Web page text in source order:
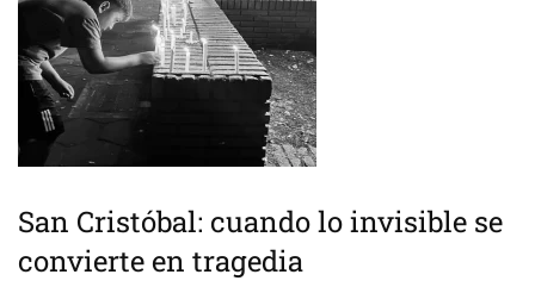
San Cristóbal: cuando lo invisible se
convierte en tragedia